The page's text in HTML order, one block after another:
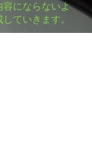
容にならないよ
ていきます。